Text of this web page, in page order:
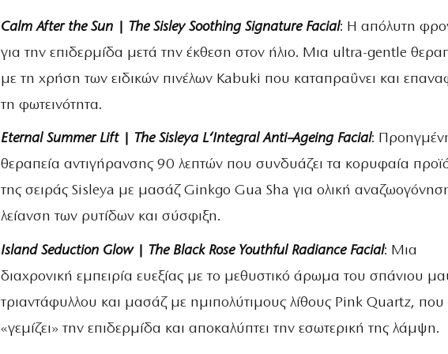
Calm After the Sun The Sisley Soothing Signature Facial: Η απόλυτη
για την επιδερμίδα μετά την έκθεση στον ήλιο. Μια ultra-gentle
με τη χρήση των ειδικών πινέλων Kabuki που καταπραΰνει και
τη φωτεινότητα.
Eternal Summer Lift| The Sisleya L‘Integral Anti–Ageing Facial:
θεραπεία αντιγήρανσης 90 λεπτών που συνδυάζει τα κορυφαία
της σειράς Sisleya με μασάζ Ginkgo Gua Sha για ολική
λείανση των ρυτίδων και σύσφιξη.
Island Seduction Glow| The Black Rose Youthful Radiance Facial: Μια
διαχρονική εμπειρία ευεξίας με το μεθυστικό άρωμα του σπάνιου
τριαντάφυλλου και μασάζ με ημιπολύτιμους λίθους Pink Quartz, που
«γεμίζει» την επιδερμίδα και αποκαλύπτει την εσωτερική της λάμψη.